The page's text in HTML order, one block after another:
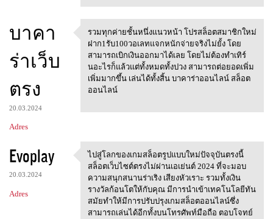
บาคา
ร่าเว็บ
ตรง
20.03.2024
Adres
รวมทุกค่ายชั้นหนึ่งแนวหน้า
รวมทุกค่ายชั้นหนึ่งแนวหน้า โปรสล็อตสมาชิกใหม่
ฝาก1รับ100วอเลทแจกหนักจ่ายจริงไม่ยั้ง โดย
สามารถเบิกเงินออกมาได้เลย โดยไม่ต้องทำเทิร์
นอะไรก็แล้วแต่ทั้งหมดทั้งปวง สามารถต่อยอดเพิ่ม
เพิ่มมากขึ้น เล่นได้ทั้งสิ้น บาคาร่าออนไลน์ สล็อต
ออนไลน์
Evoplay
20.03.2024
Adres
ไปสู่โลกของเกมสล็อตรูปแบบใหม่
ไปสู่โลกของเกมสล็อตรูปแบบใหม่ปัจจุบันตรงนี้
สล็อตเว็บไซต์ตรงไม่ผ่านเอเย่นต์ 2024 ที่จะมอบ
ความสนุกสนานร่าเริง เสียงหัวเราะ รวมทั้งเงิน
รางวัลก้อนโตให้กับคุณ มีการนำเข้าเทคโนโลยีทัน
สมัยทำให้มีการปรับปรุงเกมสล็อตออนไลน์ซึ่ง
สามารถเล่นได้อีกทั้งบนโทรศัพท์มือถือ ตอบโจทย์